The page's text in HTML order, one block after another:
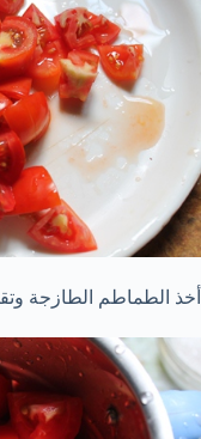
أخذ الطماطم الطازجة